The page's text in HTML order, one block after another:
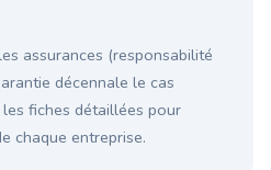
assurances (responsabilité
décennale le cas
fiches détaillées pour
chaque entreprise.